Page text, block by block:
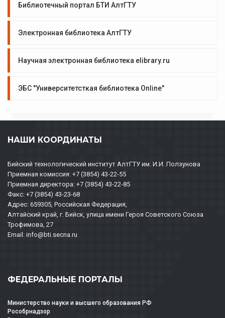
Библиотечный портал БТИ АлтГТУ
Электронная библиотека АлтГТУ
Научная электронная библиотека elibrary.ru
ЭБС "Университетсткая библиотека Online"
НАШИ КООРДИНАТЫ
Бийский технологический институт АлтГТУ им. И.И. Ползунова
Приемная комиссия: +7 (3854) 43-22-55
Приемная директора: +7 (3854) 43-22-85
Факс: +7 (3854) 43-23-68
Адрес: 659305, Российская Федерация,
Алтайский край, г. Бийск, улица имени Героя Советского Союза
Трофимова, 27
Email: info@bti.secna.ru
ФЕДЕРАЛЬНЫЕ ПОРТАЛЫ
Министерство науки и высшего образования РФ
Рособрнадзор